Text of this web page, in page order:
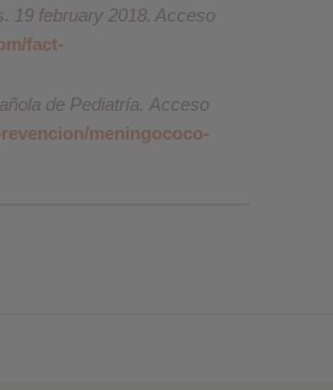
19 february 2018. Acceso
fact-
de Pediatría. Acceso
meningococo-